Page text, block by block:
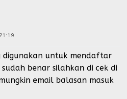
digunakan untuk mendaftar
benar silahkan di cek di
email balasan masuk